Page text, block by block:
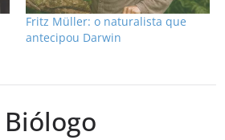
Fritz Müller: o naturalista que
antecipou Darwin